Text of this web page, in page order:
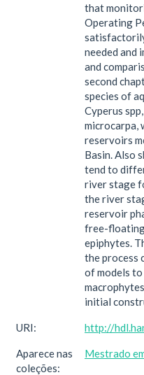
that
Operating
needed and
and
second
species of
Cyperus
microcarpa,
reservoirs
Basin. Also
tend to
river stage
the river
reservoir
free-
epiphytes.
the process
of models
initial
URI: http://
Aparece nas
coleções:
Mestrado